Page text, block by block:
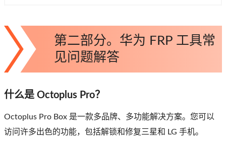
第二部分。华为 FRP 工具常
见问题解答
什么是 Octoplus Pro？
Octoplus Pro Box 是一款多品牌、多功能解决方案。您可以
访问许多出色的功能，包括解锁和修复三星和 LG 手机。